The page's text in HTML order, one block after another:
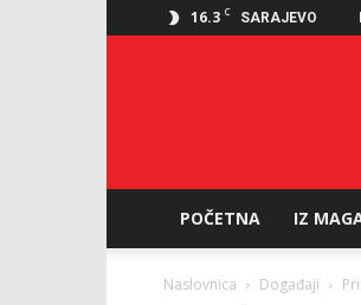
16.3 C SARAJEVO
POČETNA IZ
Naslovnica Događaji